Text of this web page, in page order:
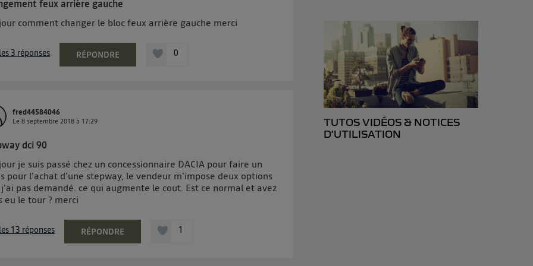
feux arrière gauche
comment changer le bloc feux arrière gauche merci
3 réponses RÉPONDRE 0
fred44584046
Le8 septembre 2018 à 17:29
dci 90
je suis passé chez un concessionnaire DACIA pour faire un
pour l'achat d'une stepway, le vendeur m'impose deux options
pas demandé. ce qui augmente le cout. Est ce normal et avez
eu le tour ? merci
13 réponses RÉPONDRE 1
TUTOS VIDÉOS & NOTICES
D’UTILISATION
pouvez à tout moment retirer ce consentement sur
") ou via la page « gérer Utiq » en bas de ce site. Pour plus
personnelles d'Utiq